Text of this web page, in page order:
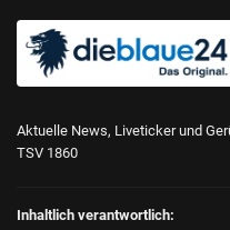
Aktuelle News, Liveticker und
TSV 1860
Inhaltlich verantwortlich: